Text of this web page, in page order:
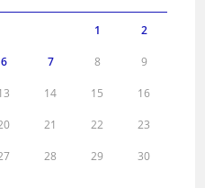
1 2
6 7 8 9
14 15 16
21 22 23
28 29 30